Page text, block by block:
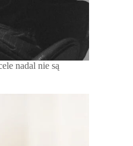
nadal nie są